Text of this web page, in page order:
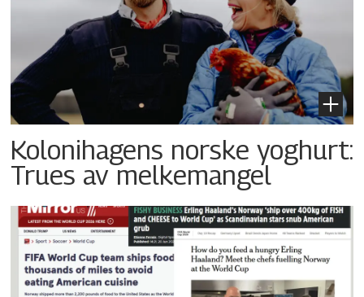
Kolonihagens norske yoghurt:
Trues av melkemangel